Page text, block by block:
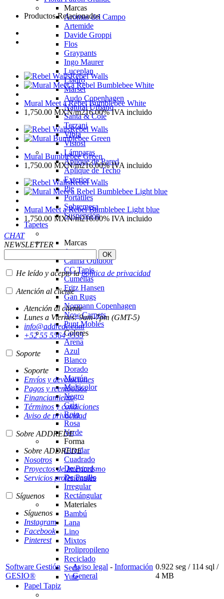
Marcas
Aromas del Campo
Artemide
Davide Groppi
Flos
Graypants
Ingo Maurer
Luceplan
Lladró
Marset
Audo Copenhagen
Natural Urbano
Santa & Cole
Terzani
Vibia
Vistosi
Lámparas
Aplique de Pared
Aplique de Techo
Exterior
Pie
Portátiles
Sobremesa
Suspensión
Tapetes
Marcas
Amini
Calma Outdoor
CC Tapis
Cumellas
Fritz Hansen
Gan Rugs
Normann Copenhagen
Now Carpets
Punt Mobles
Colores
Arena
Azul
Blanco
Dorado
Marrón
Multicolor
Negro
Gris
Rojo
Rosa
Verde
Forma
Circular
Cuadrado
De Pared
De Pasillo
Irregular
Rectángular
Materiales
Bambú
Lana
Lino
Mixtos
Prolipropileno
Reciclado
Seda
Yute
Papel Tapiz
Productos Relacionados
Rebel Walls
Mural Meet a Rebel Bumblebee White
1,750.00 MXN/m216.00%IVA incluido
Rebel Walls
Mural Bumblebee Green
1,750.00 MXN/m216.00%IVA incluido
Rebel Walls
Mural Meet a Rebel Bumblebee Light blue
1,750.00 MXN/m216.00% IVA incluido
CHAT
NEWSLETTER
He leído y acepto lapolítica de privacidad
Atención al cliente
Atención al cliente
Lunes a Viernes: 9am-7pm (GMT-5)
info@addrede.com
+52 55 5564 9555
Soporte
Soporte
Envíos y devoluciones
Pagos y reembolsos
Financiamiento
Términos y condiciones
Aviso de privacidad
Sobre ADDREDE
Sobre ADDREDE
Nosotros
Proyectos de Interiorismo
Servicios profesionales
Síguenos
Síguenos
Instagram
Facebook
Pinterest
Software Gestión
GESIO®
Aviso legal - Información
General
0.922 seg / 114 sql /
4 MB